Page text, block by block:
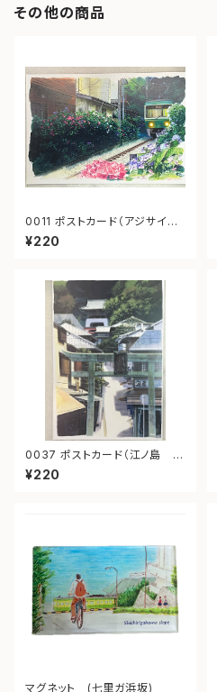
その他の商品
0011 ポストカード（アジサイ御
霊神社）
¥220
0037 ポストカード（江ノ島 参
道）
¥220
マグネット (七里ガ浜坂)